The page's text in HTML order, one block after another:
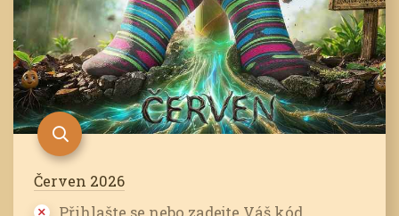
Červen 2026
Přihlašte se nebo zadejte Váš kód